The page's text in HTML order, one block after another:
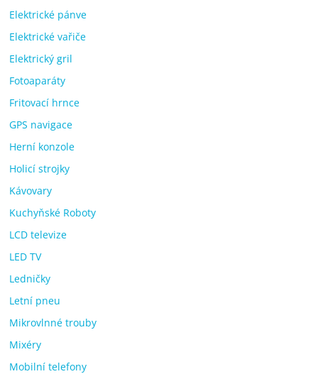
Elektrické pánve
Elektrické vařiče
Elektrický gril
Fotoaparáty
Fritovací hrnce
GPS navigace
Herní konzole
Holicí strojky
Kávovary
Kuchyňské Roboty
LCD televize
LED TV
Ledničky
Letní pneu
Mikrovlnné trouby
Mixéry
Mobilní telefony